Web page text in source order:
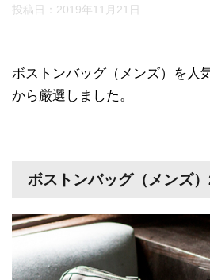
投稿日： 2019年11月21日
ボストンバッグ（メンズ）を人
から厳選しました。
ボストンバッグ（メンズ